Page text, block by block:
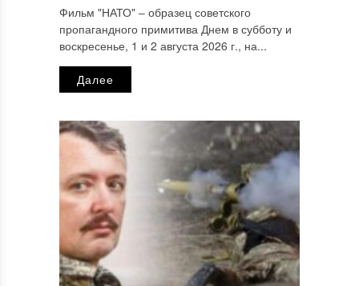
Этот сайт использует Akismet для борьбы со спамом.
Узнайте, как обрабатываются ваши данные комментариев
Фильм "НАТО" ‒ образец советского
пропагандного примитива Днем в субботу и
воскресенье, 1 и 2 августа 2026 г., на...
Далее